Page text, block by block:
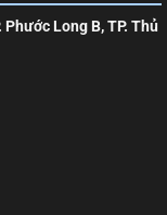
Long B, TP. Thủ